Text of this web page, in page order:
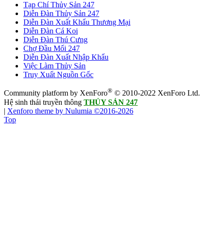
Tạp Chí Thủy Sản 247
Diễn Đàn Thủy Sản 247
Diễn Đàn Xuất Khẩu Thương Mại
Diễn Đàn Cá Koi
Diễn Đàn Thú Cưng
Chợ Đầu Mối 247
Diễn Đàn Xuất Nhập Khẩu
Việc Làm Thủy Sản
Truy Xuất Nguồn Gốc
Community platform by XenForo® © 2010-2022 XenForo Ltd.
Hệ sinh thái truyền thông THỦY SẢN 247
| Xenforo theme by Nulumia ©2016-2026
Top